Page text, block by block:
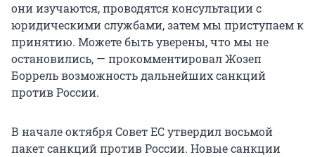
они изучаются, проводятся консультации с
юридическими службами, затем мы приступаем к
принятию. Можете быть уверены, что мы не
остановились, — прокомментировал Жозеп
Боррель возможность дальнейших санкций
против России.
В начале октября Совет ЕС утвердил восьмой
пакет санкций против России. Новые санкции